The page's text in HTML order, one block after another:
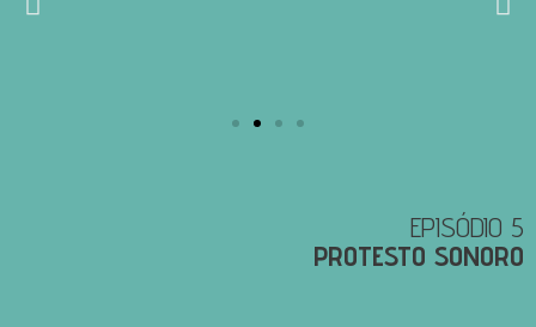
EPISÓDIO 5
PROTESTO SONORO